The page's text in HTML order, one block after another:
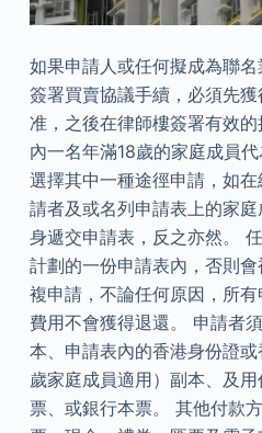
如果申請人或任何擬成為聯
簽署買賣協議手續，必須先
准，之後在律師樓簽署有效
內一名年滿18歲的家庭成員
選擇其中一種途徑申請，如
請者及或名列申請表上的家
身遞交申請表，反之亦然。
計劃的一份申請表內，否則
複申請，不論任何原因，所
費用不會獲得退還。 申請者
本、申請表內的香港身份證
歲家庭成員適用）副本、及
票、或銀行本票。 其他付款